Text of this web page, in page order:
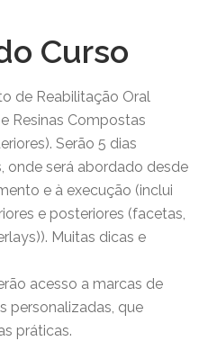
Curso
de Reabilitação Oral
Resinas Compostas
Serão 5 dias
onde será abordado desde
e à execução (inclui
e posteriores (facetas,
Muitas dicas e
acesso a marcas de
personalizadas, que
práticas.